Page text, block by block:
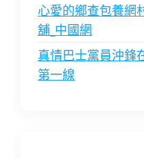
心愛的鄉查包養
舖_中國網
真情巴士黨員沖鋒
第一線